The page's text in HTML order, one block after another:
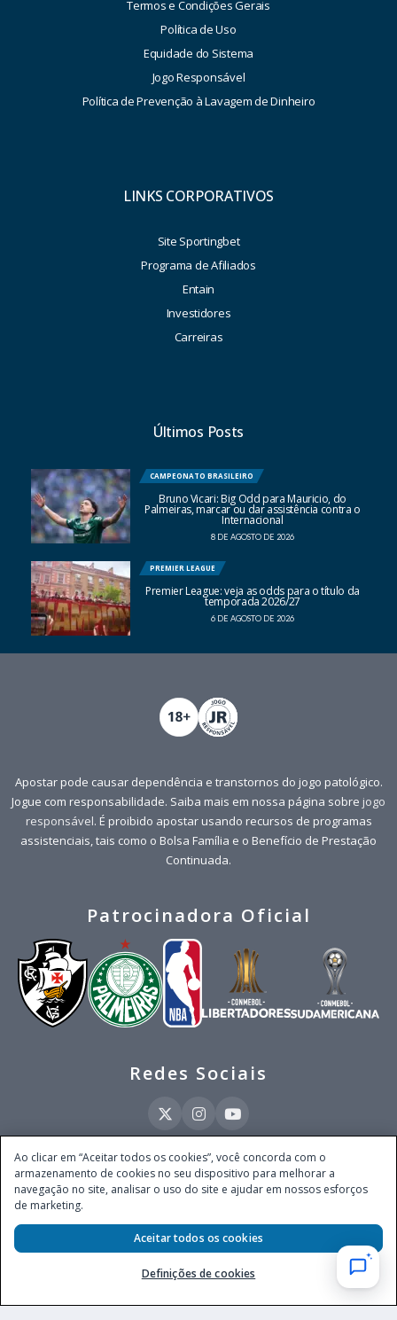
Termos e Condições Gerais
Política de Uso
Equidade do Sistema
Jogo Responsável
Política de Prevenção à Lavagem de Dinheiro
LINKS CORPORATIVOS
Site Sportingbet
Programa de Afiliados
Entain
Investidores
Carreiras
Últimos Posts
CAMPEONATO BRASILEIRO
Bruno Vicari: Big Odd para Mauricio, do
Palmeiras, marcar ou dar assistência contra o
Internacional
8 DE AGOSTO DE 2026
PREMIER LEAGUE
Premier League: veja as odds para o título da
temporada 2026/27
6 DE AGOSTO DE 2026
Apostar pode causar dependência e transtornos do jogo patológico.
Jogue com responsabilidade. Saiba mais em nossa página sobre jogo
responsável. É proibido apostar usando recursos de programas
assistenciais, tais como o Bolsa Família e o Benefício de Prestação
Continuada.
Patrocinadora Oficial
Redes Sociais
Este site é operado pela Ventmear Brasil LTDA (CNPJ 52.868.380/0001-84), com
endereço na Avenida Brigadeiro Faria Lima, nº 4.055, 3º andar, Itaim Bibi, no
Município de São Paulo, Estado de São Paulo, CEP 04538-133, Brasil - empresa
autorizada a operar apostas de quota fixa em todo território nacional pela
Secretaria de Prêmios e Apostas do Ministério da Fazenda, conforme Portaria nº
247, de 07.02.2025, publicada no DOU em 11.2.2025.
Ao clicar em “Aceitar todos os cookies”, você concorda com o
armazenamento de cookies no seu dispositivo para melhorar a
navegação no site, analisar o uso do site e ajudar em nossos esforços
de marketing.
Definições de cookies
Aceitar todos os cookies